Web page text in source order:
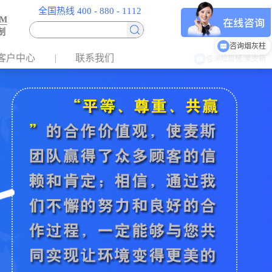
全国热线 400 - 880 - 1112
户中心 联系我们
咨询烟灰柱